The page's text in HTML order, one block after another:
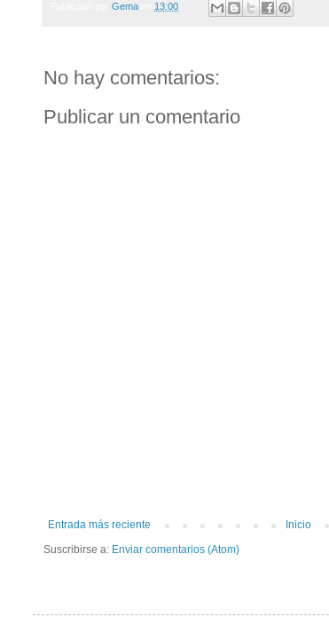
Gema 13:00
No hay comentarios:
Publicar un comentario
Entrada más reciente
Inicio
Suscribirse a: Enviar comentarios (Atom)